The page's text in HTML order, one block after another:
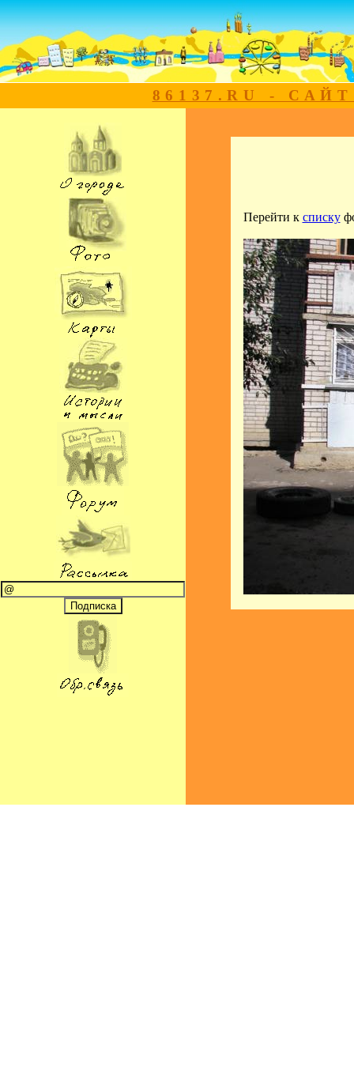
86137.RU -
Перейти к списку